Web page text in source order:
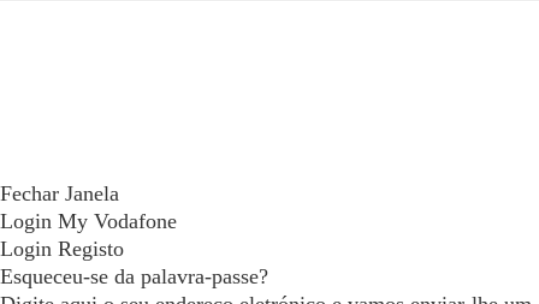
Fechar Janela
Login My Vodafone
Login Registo
Esqueceu-se da palavra-passe?